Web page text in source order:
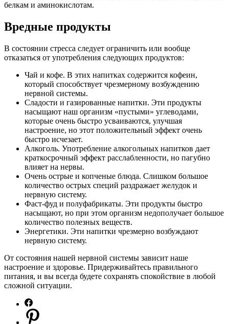
белкам и аминокислотам.
Вредные продукты
В состоянии стресса следует ограничить или вообще
отказаться от употребления следующих продуктов:
Чай и кофе. В этих напитках содержится кофеин,
который способствует чрезмерному возбуждению
нервной системы.
Сладости и газированные напитки. Эти продукты
насыщают наш организм «пустыми» углеводами,
которые очень быстро усваиваются, улучшая
настроение, но этот положительный эффект очень
быстро исчезает.
Алкоголь. Употребление алкогольных напитков дает
краткосрочный эффект расслабленности, но пагубно
влияет на нервы.
Очень острые и копченые блюда. Слишком большое
количество острых специй раздражает желудок и
нервную систему.
Фаст-фуд и полуфабрикаты. Эти продукты быстро
насыщают, но при этом организм недополучает большое
количество полезных веществ.
Энергетики. Эти напитки чрезмерно возбуждают
нервную систему.
От состояния нашей нервной системы зависит наше
настроение и здоровье. Придерживайтесь правильного
питания, и вы всегда будете сохранять спокойствие в любой
сложной ситуации.